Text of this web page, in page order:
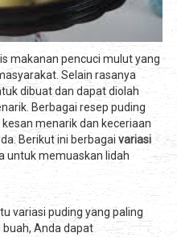
makanan pencuci mulut yang
Selain rasanya
dibuat dan dapat diolah
Berbagai resep puding
menarik dan keceriaan
Berikut ini berbagai variasi
untuk memuaskan lidah
variasi puding yang paling
Anda dapat